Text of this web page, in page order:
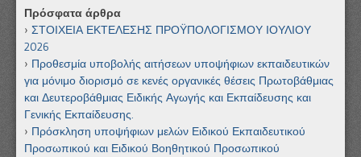
Πρόσφατα άρθρα
ΣΤΟΙΧΕΙΑ ΕΚΤΕΛΕΣΗΣ ΠΡΟΫΠΟΛΟΓΙΣΜΟΥ ΙΟΥΛΙΟΥ
2026
Προθεσμία υποβολής αιτήσεων υποψήφιων εκπαιδευτικών
για μόνιμο διορισμό σε κενές οργανικές θέσεις Πρωτοβάθμιας
και Δευτεροβάθμιας Ειδικής Αγωγής και Εκπαίδευσης και
Γενικής Εκπαίδευσης.
Πρόσκληση υποψήφιων μελών Ειδικού Εκπαιδευτικού
Προσωπικού και Ειδικού Βοηθητικού Προσωπικού